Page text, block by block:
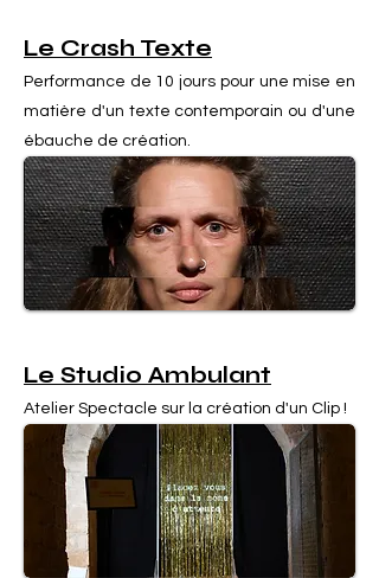
Le Crash Texte
Performance de 10 jours pour une mise en
matière d'un texte contemporain ou d'une
ébauche de création.
Le Studio Ambulant
Atelier Spectacle sur la création d'un Clip !